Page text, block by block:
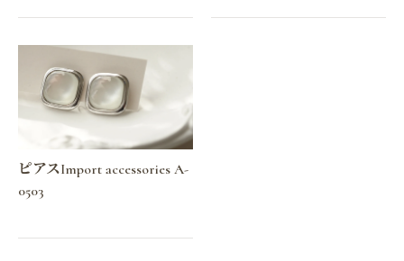
ピアスImport accessories A-
0503